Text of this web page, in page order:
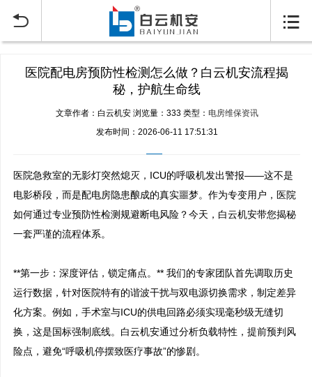
 
医院配电房预防性检测怎么做？白云机安流程揭
秘，护航生命线
文章作者：白云机安 浏览量：333 类型： 电房维保资讯
发布时间：2026-06-11 17:51:31
医院急救室的无影灯突然熄灭，ICU的呼吸机发出警报——这不是
电影桥段，而是配电房隐患酿成的真实噩梦。作为专变用户，医院
如何通过专业预防性检测规避断电风险？今天，白云机安带您揭秘
一套严谨的流程体系。
**第一步：深度评估，锁定痛点。** 我们的专家团队首先调取历史
运行数据，针对医院特有的谐波干扰与双电源切换需求，制定差异
化方案。例如，手术室与ICU的供电回路必须实现毫秒级无缝切
换，这是国标强制底线。白云机安通过分析负载特性，提前预判风
险点，避免“呼吸机停摆致医疗事故”的惨剧。